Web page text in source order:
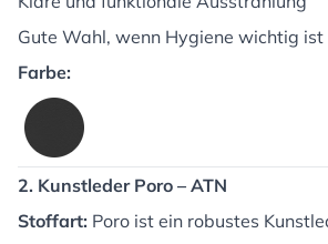
Gute Wahl, wenn Hygiene wichtig ist
Farbe:
2. Kunstleder Poro – ATN
Stoffart: Poro ist ein robustes